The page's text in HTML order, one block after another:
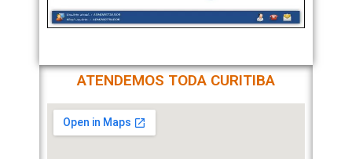
ATENDEMOS TODA CURITIBA